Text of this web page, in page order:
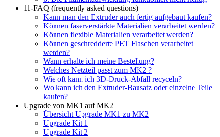
11-FAQ (frequently asked questions)
Kann man den Extruder auch fertig aufgebaut kaufen?
Können faserverstärkte Materialien verarbeitet werden?
Können flexible Materialien verarbeitet werden?
Können geschredderte PET Flaschen verarbeitet
werden?
Wann erhalte ich meine Bestellung?
Welches Netzteil passt zum MK2 ?
Wie oft kann ich 3D-Druck-Abfall recyceln?
Wo kann ich den Extruder-Bausatz oder einzelne Teile
kaufen?
Upgrade von MK1 auf MK2
Übersicht Upgrade MK1 zu MK2
Upgrade Kit 1
Upgrade Kit 2